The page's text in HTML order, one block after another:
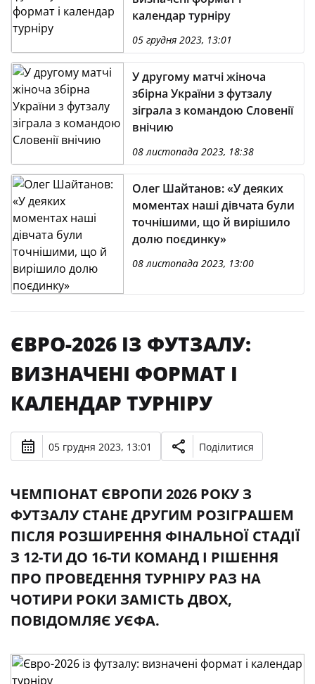
календар турніру
05 грудня 2023, 13:01
У другому матчі жіноча
збірна України з футзалу
зіграла з командою Словенії
внічию
08 листопада 2023, 18:38
Олег Шайтанов: «У деяких
моментах наші дівчата були
точнішими, що й вирішило
долю поєдинку»
08 листопада 2023, 13:00
ЄВРО-2026 ІЗ ФУТЗАЛУ:
ВИЗНАЧЕНІ ФОРМАТ І
КАЛЕНДАР ТУРНІРУ
05 грудня 2023, 13:01 Поділитися
ЧЕМПІОНАТ ЄВРОПИ 2026 РОКУ З
ФУТЗАЛУ СТАНЕ ДРУГИМ РОЗІГРАШЕМ
ПІСЛЯ РОЗШИРЕННЯ ФІНАЛЬНОЇ СТАДІЇ
З 12-ТИ ДО 16-ТИ КОМАНД І РІШЕННЯ
ПРО ПРОВЕДЕННЯ ТУРНІРУ РАЗ НА
ЧОТИРИ РОКИ ЗАМІСТЬ ДВОХ,
ПОВІДОМЛЯЄ УЄФА.